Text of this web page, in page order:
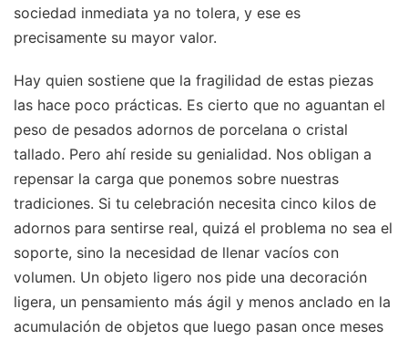
sociedad inmediata ya no tolera, y ese es
precisamente su mayor valor.
Hay quien sostiene que la fragilidad de estas piezas
las hace poco prácticas. Es cierto que no aguantan el
peso de pesados adornos de porcelana o cristal
tallado. Pero ahí reside su genialidad. Nos obligan a
repensar la carga que ponemos sobre nuestras
tradiciones. Si tu celebración necesita cinco kilos de
adornos para sentirse real, quizá el problema no sea el
soporte, sino la necesidad de llenar vacíos con
volumen. Un objeto ligero nos pide una decoración
ligera, un pensamiento más ágil y menos anclado en la
acumulación de objetos que luego pasan once meses